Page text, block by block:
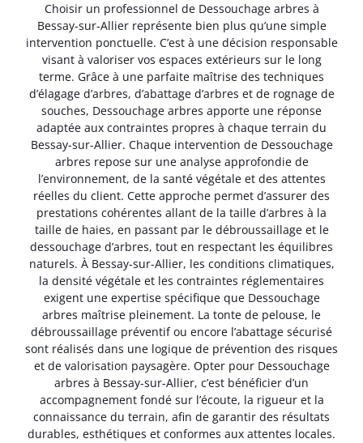
Choisir un professionnel de Dessouchage arbres à
Bessay-sur-Allier représente bien plus qu’une simple
intervention ponctuelle. C’est à une décision responsable
visant à valoriser vos espaces extérieurs sur le long
terme. Grâce à une parfaite maîtrise des techniques
d’élagage d’arbres, d’abattage d’arbres et de rognage de
souches, Dessouchage arbres apporte une réponse
adaptée aux contraintes propres à chaque terrain du
Bessay-sur-Allier. Chaque intervention de Dessouchage
arbres repose sur une analyse approfondie de
l’environnement, de la santé végétale et des attentes
réelles du client. Cette approche permet d’assurer des
prestations cohérentes allant de la taille d’arbres à la
taille de haies, en passant par le débroussaillage et le
dessouchage d’arbres, tout en respectant les équilibres
naturels. À Bessay-sur-Allier, les conditions climatiques,
la densité végétale et les contraintes réglementaires
exigent une expertise spécifique que Dessouchage
arbres maîtrise pleinement. La tonte de pelouse, le
débroussaillage préventif ou encore l’abattage sécurisé
sont réalisés dans une logique de prévention des risques
et de valorisation paysagère. Opter pour Dessouchage
arbres à Bessay-sur-Allier, c’est bénéficier d’un
accompagnement fondé sur l’écoute, la rigueur et la
connaissance du terrain, afin de garantir des résultats
durables, esthétiques et conformes aux attentes locales.